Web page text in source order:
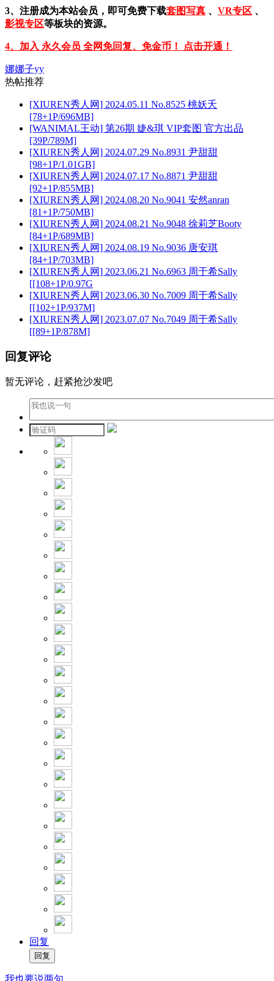
3、注册成为本站会员，即可免费下载套图写真 、 VR专区 、
影视专区等板块的资源。
4、加入 永久会员 全网免回复、免金币！ 点击开通！
娜娜子yy
热帖推荐
[XIUREN秀人网] 2024.05.11 No.8525 桃妖夭
[78+1P/696MB]
[WANIMAL王动] 第26期 婕&琪 VIP套图 官方出品
[39P/789M]
[XIUREN秀人网] 2024.07.29 No.8931 尹甜甜
[98+1P/1.01GB]
[XIUREN秀人网] 2024.07.17 No.8871 尹甜甜
[92+1P/855MB]
[XIUREN秀人网] 2024.08.20 No.9041 安然anran
[81+1P/750MB]
[XIUREN秀人网] 2024.08.21 No.9048 徐莉芝Booty
[84+1P/689MB]
[XIUREN秀人网] 2024.08.19 No.9036 唐安琪
[84+1P/703MB]
[XIUREN秀人网] 2023.06.21 No.6963 周于希Sally
[[108+1P/0.97G
[XIUREN秀人网] 2023.06.30 No.7009 周于希Sally
[[102+1P/937M]
[XIUREN秀人网] 2023.07.07 No.7049 周于希Sally
[[89+1P/878M]
回复评论
暂无评论，赶紧抢沙发吧
回复